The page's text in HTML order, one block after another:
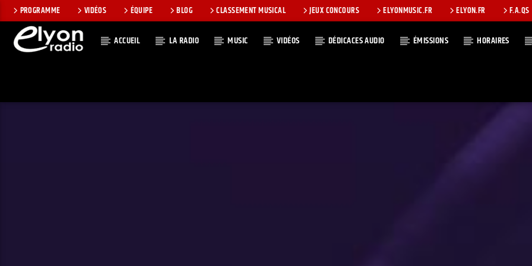
PROGRAMME VIDÉOS ÉQUIPE BLOG CLASSEMENT MUSICAL JEUX CONCOURS ELYONMUSIC.FR ELYON.FR F.A.QS
ACCUEIL LA RADIO MUSIC VIDÉOS DÉDICACES AUDIO ÉMISSIONS HORAIRES